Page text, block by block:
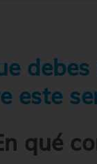
este
qué